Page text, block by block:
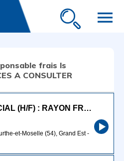
menu
frais ls
A CONSULTER
EMPLOYE COMMERCIAL (H/F) : RAYON FRAIS LIBRE-SERVICE
et-Moselle (54), Grand Est-